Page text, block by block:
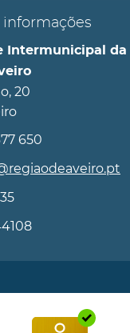
Intermunicipal da
20
650